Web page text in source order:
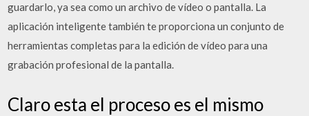
guardarlo, ya sea como un archivo de vídeo o pantalla. La
aplicación inteligente también te proporciona un conjunto de
herramientas completas para la edición de vídeo para una
grabación profesional de la pantalla.
Claro esta el proceso es el mismo